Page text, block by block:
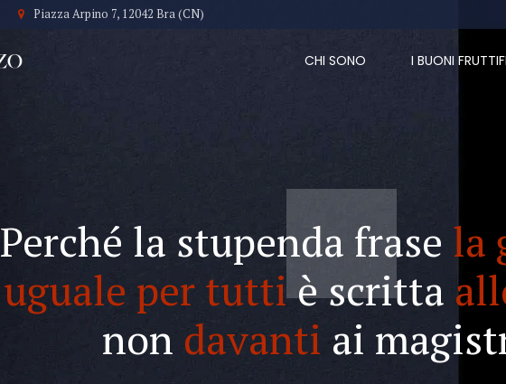
Piazza Arpino 7, 12042 Bra (CN)
CHI SONO I BUONI
Perché la stupenda frase la
uguale per tuttiè scritta
non davanti ai